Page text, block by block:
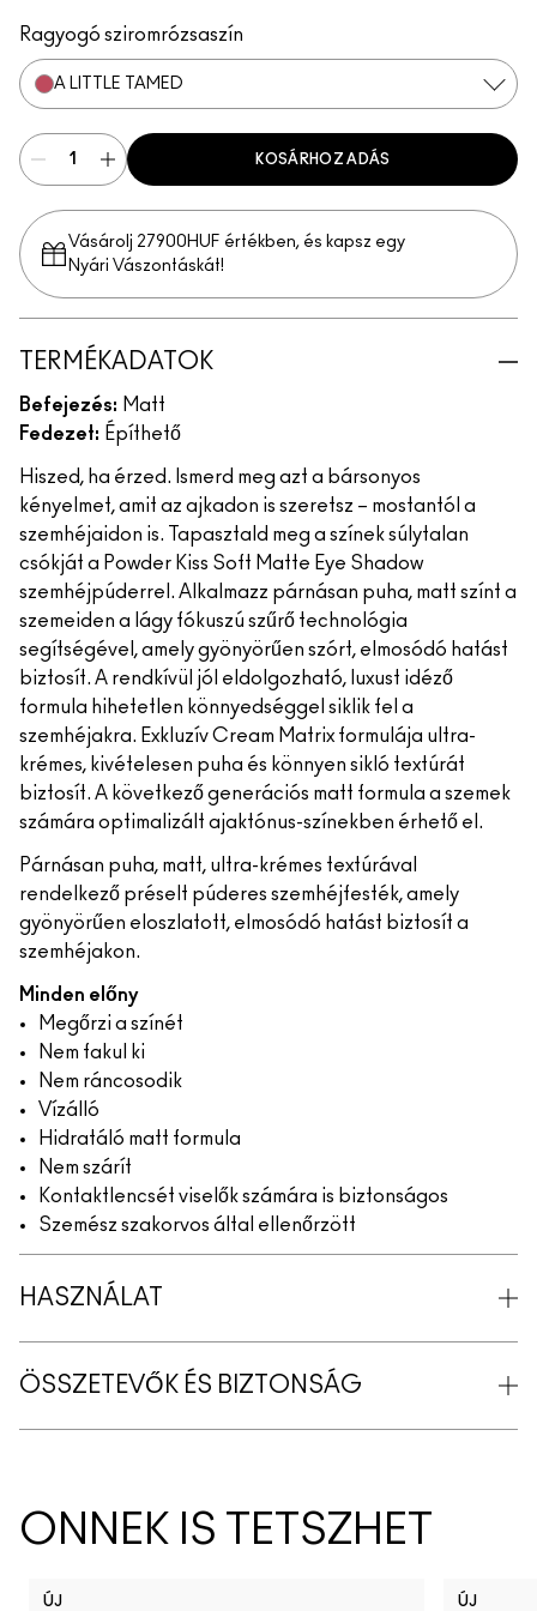
Ragyogó sziromrózsaszín
A LITTLE TAMED
KOSÁRHOZ ADÁS
Vásárolj 27900HUF értékben, és kapsz egy
Nyári Vászontáskát!
TERMÉKADATOK
Befejezés: Matt
Fedezet: Építhető
Hiszed, ha érzed. Ismerd meg azt a bársonyos
kényelmet, amit az ajkadon is szeretsz – mostantól a
szemhéjaidon is. Tapasztald meg a színek súlytalan
csókját a Powder Kiss Soft Matte Eye Shadow
szemhéjpúderrel. Alkalmazz párnásan puha, matt színt a
szemeiden a lágy fókuszú szűrő technológia
segítségével, amely gyönyörűen szórt, elmosódó hatást
biztosít. A rendkívül jól eldolgozható, luxust idéző
formula hihetetlen könnyedséggel siklik fel a
szemhéjakra. Exkluzív Cream Matrix formulája ultra-
krémes, kivételesen puha és könnyen sikló textúrát
biztosít. A következő generációs matt formula a szemek
számára optimalizált ajaktónus-színekben érhető el.
Párnásan puha, matt, ultra-krémes textúrával
rendelkező préselt púderes szemhéjfesték, amely
gyönyörűen eloszlatott, elmosódó hatást biztosít a
szemhéjakon.
Minden előny
Megőrzi a színét
Nem fakul ki
Nem ráncosodik
Vízálló
Hidratáló matt formula
Nem szárít
Kontaktlencsét viselők számára is biztonságos
Szemész szakorvos által ellenőrzött
HASZNÁLAT
ÖSSZETEVŐK ÉS BIZTONSÁG
ÖNNEK IS TETSZHET
ÚJ ÚJ